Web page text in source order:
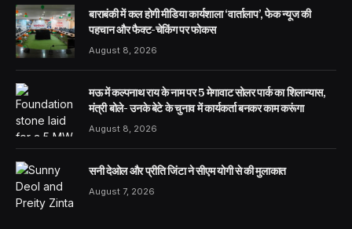
बाराबंकी में कल होगी मीडिया कार्यशाला ‘वार्तालाप’, फेक न्यूज की
पहचान और फैक्ट-चेकिंग पर फोकस
August 8, 2026
मऊ में कल्पनाथ राय के नाम पर 5 मेगावाट सोलर पार्क का शिलान्यास,
मंत्री बोले- उनके बेटे के चुनाव में कार्यकर्ता बनकर काम करूंगा
August 8, 2026
सनी देओल और प्रीति जिंटा ने सीएम योगी से की मुलाकात
August 7, 2026